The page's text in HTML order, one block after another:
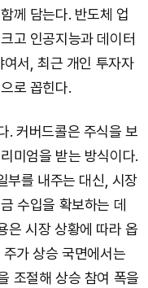
께 담는다. 반도체 업
고 인공지능과 데이터
서, 최근 개인 투자자
로 꼽힌다.
. 커버드콜은 주식을 보
미엄을 받는 방식이다.
부를 내주는 대신, 시장
수입을 확보하는 데
은 시장 상황에 따라 옵
가 상승 국면에서는
조절해 상승 참여 폭을